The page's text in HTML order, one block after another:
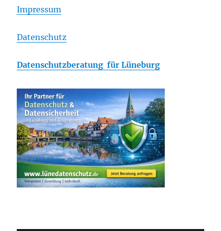
Impressum
Datenschutz
Datenschutzberatung für Lüneburg